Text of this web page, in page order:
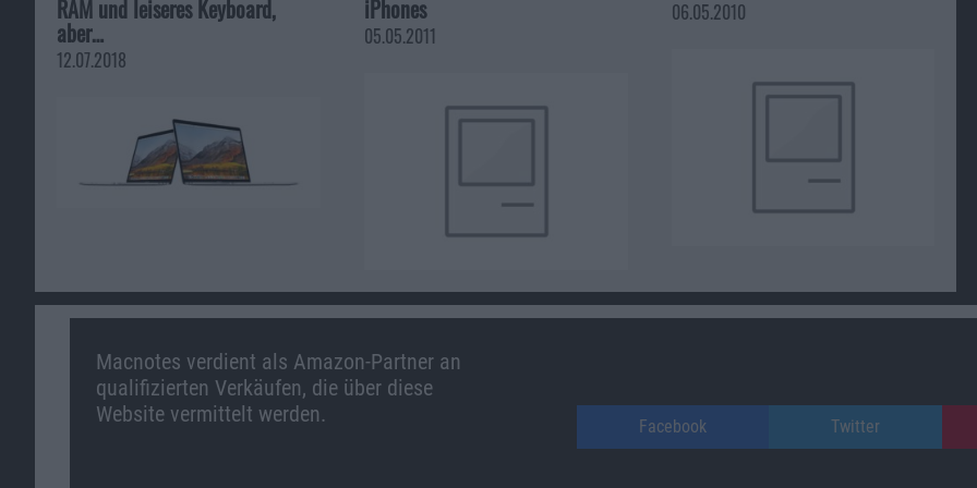
RAM und leiseres Keyboard,
aber…
12.07.2018
iPhones
05.05.2011
06.05.2010
Macnotes verdient als Amazon-Partner an
qualifizierten Verkäufen, die über diese
Website vermittelt werden.
Facebook Twitter